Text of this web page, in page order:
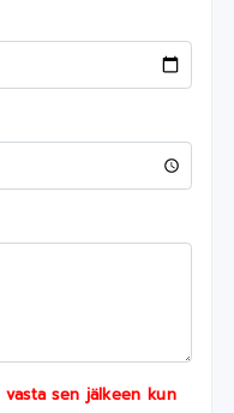
vasta sen jälkeen kun